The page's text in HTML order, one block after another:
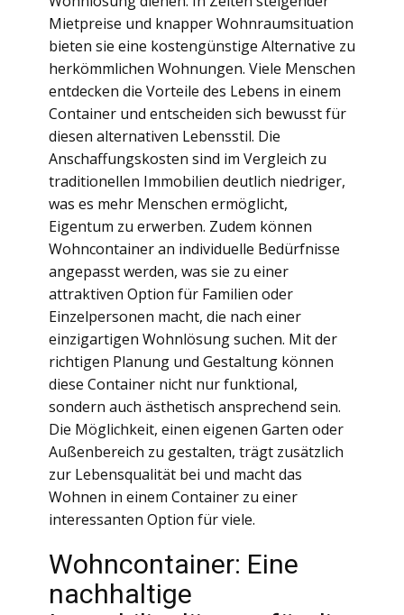
Mietpreise und knapper Wohnraumsituation
bieten sie eine kostengünstige Alternative zu
herkömmlichen Wohnungen. Viele Menschen
entdecken die Vorteile des Lebens in einem
Container und entscheiden sich bewusst für
diesen alternativen Lebensstil. Die
Anschaffungskosten sind im Vergleich zu
traditionellen Immobilien deutlich niedriger,
was es mehr Menschen ermöglicht,
Eigentum zu erwerben. Zudem können
Wohncontainer an individuelle Bedürfnisse
angepasst werden, was sie zu einer
attraktiven Option für Familien oder
Einzelpersonen macht, die nach einer
einzigartigen Wohnlösung suchen. Mit der
richtigen Planung und Gestaltung können
diese Container nicht nur funktional,
sondern auch ästhetisch ansprechend sein.
Die Möglichkeit, einen eigenen Garten oder
Außenbereich zu gestalten, trägt zusätzlich
zur Lebensqualität bei und macht das
Wohnen in einem Container zu einer
interessanten Option für viele.
Wohncontainer: Eine
nachhaltige